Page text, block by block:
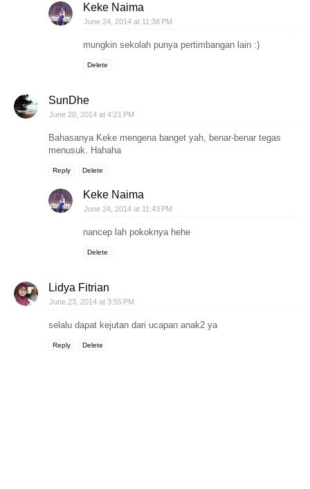
Keke Naima
June 24, 2014 at 11:38 PM
mungkin sekolah punya pertimbangan lain :)
Delete
SunDhe
June 20, 2014 at 4:21 PM
Bahasanya Keke mengena banget yah, benar-benar tegas
menusuk. Hahaha
Reply Delete
Keke Naima
June 24, 2014 at 11:43 PM
nancep lah pokoknya hehe
Delete
Lidya Fitrian
June 23, 2014 at 3:55 PM
selalu dapat kejutan dari ucapan anak2 ya
Reply Delete